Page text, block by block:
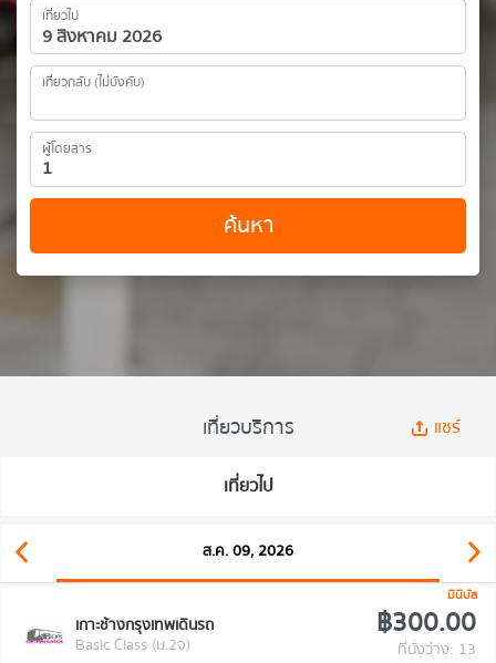
เที่ยวไป
เที่ยวกลับ (ไม่บังคับ)
ผู้โดยสาร
ค้นหา
เที่ยวบริการ แชร์
เที่ยวไป
ส.ค. 09, 2026
มินิบัส
เกาะช้างกรุงเทพเดินรถ
Basic Class (ม.2จ)
฿300.00
ที่นั่งว่าง: 13